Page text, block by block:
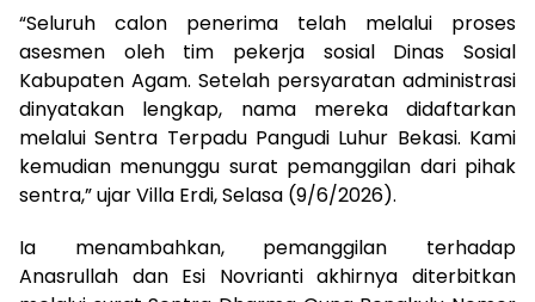
“Seluruh calon penerima telah melalui proses
asesmen oleh tim pekerja sosial Dinas Sosial
Kabupaten Agam. Setelah persyaratan administrasi
dinyatakan lengkap, nama mereka didaftarkan
melalui Sentra Terpadu Pangudi Luhur Bekasi. Kami
kemudian menunggu surat pemanggilan dari pihak
sentra,” ujar Villa Erdi, Selasa (9/6/2026).
Ia menambahkan, pemanggilan terhadap
Anasrullah dan Esi Novrianti akhirnya diterbitkan